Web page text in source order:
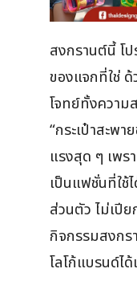
สงกรานต์นี้ โ
ของแจกที่ใช่
โจทย์ทั้งความ
“กระเป๋าสะพ
แรงสุด ๆ เพร
เป็นแฟชั่นที่ใช้
ส่วนตัว ไม่เปีย
กิจกรรมสงก
โลโก้แบรนด์ไ